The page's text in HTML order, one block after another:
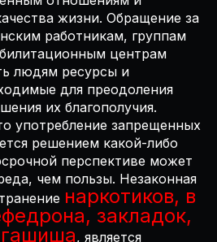
жизни. Обращение за
работникам, группам
центрам
людям ресурсы и
для преодоления
их благополучия.
употребление запрещенных
решением какой-либо
перспективе может
чем пользы. Незаконная
наркотиков, в
закладок,
, является